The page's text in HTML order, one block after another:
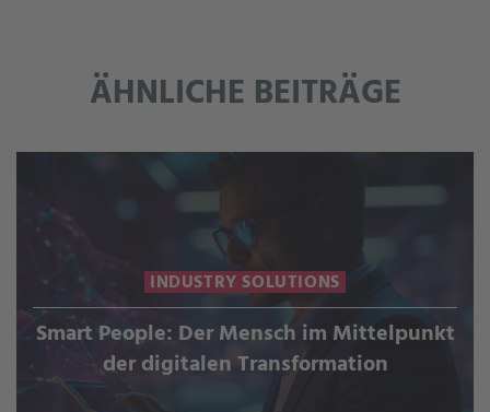
ÄHNLICHE BEITRÄGE
INDUSTRY SOLUTIONS
Smart People: Der Mensch im Mittelpunkt
der digitalen Transformation